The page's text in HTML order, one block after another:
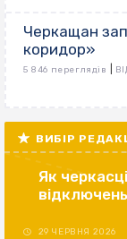
Черкащан
коридор»
5 846 переглядів
ВИБІР
Як
29 ЧЕРВНЯ 2026